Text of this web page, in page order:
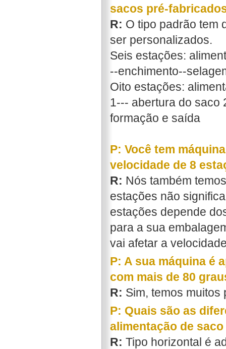
sacos pré-
R: O tipo padrão tem
ser personalizados.
Seis estações:
--enchimento--
Oito estações:
1--- abertura do saco
formação e saída
P: Você tem
velocidade de 8
R: Nós também
estações não
estações depende
para a sua
vai afetar a
P: A sua máquina é
com mais de 80
R: Sim, temos
P: Quais são as
alimentação de
R: Tipo horizontal é